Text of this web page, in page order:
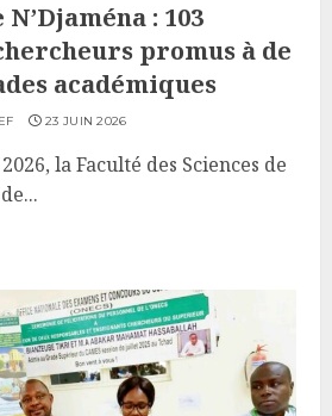
: 103
promus à de
académiques
23 JUIN 2026
la Faculté des Sciences de